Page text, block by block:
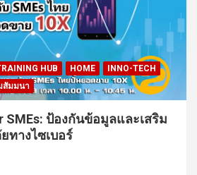
HUB HOME
INNO-TECH
สัมมนา
SMEs: ป้องกันข้อมูลและเสริม
ทางไซเบอร์